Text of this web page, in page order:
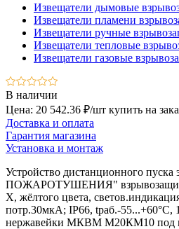
Извещатели дымовые
Извещатели пламени
Извещатели ручные
Извещатели тепловые
Извещатели газовые
В наличии
Цена: 20 542.36 ₽/шт купить на
Доставка и оплата
Гарантия магазина
Установка и монтаж
Устройство дистанционного
ПОЖАРОТУШЕНИЯ"
Х, жёлтого цвета,
потр.30мкА; IP66, tраб.-55...+60°С,
нержавейки МКВМ М20КМ10 под